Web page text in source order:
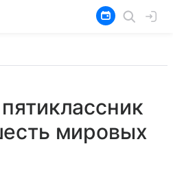
мировых